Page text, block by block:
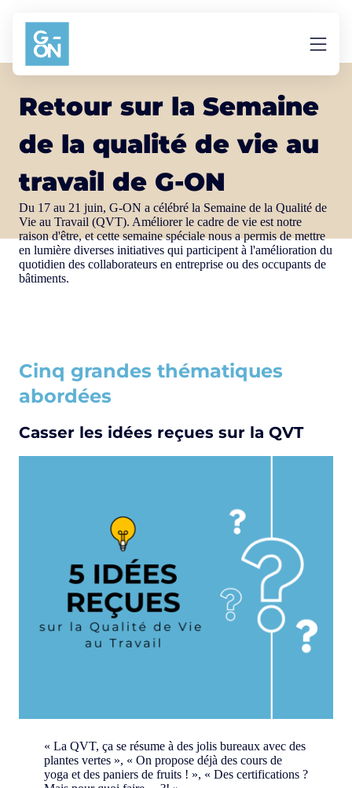
Aller au contenu
Retour sur la Semaine
de la qualité de vie au
travail de G-ON
Du 17 au 21 juin, G-ON a célébré la Semaine de la Qualité de
Vie au Travail (QVT). Améliorer le cadre de vie est notre
raison d'être, et cette semaine spéciale nous a permis de mettre
en lumière diverses initiatives qui participent à l'amélioration du
quotidien des collaborateurs en entreprise ou des occupants de
bâtiments.
Cinq grandes thématiques
abordées
Casser les idées reçues sur la QVT
« La QVT, ça se résume à des jolis bureaux avec des
plantes vertes », « On propose déjà des cours de
yoga et des paniers de fruits ! », « Des certifications ?